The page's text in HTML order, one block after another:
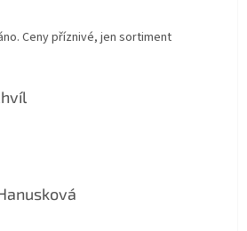
Ceny příznivé, jen sortiment
obchodu je 5 z 5 hvězdiček.
obchodu je 5 z 5 hvězdiček.